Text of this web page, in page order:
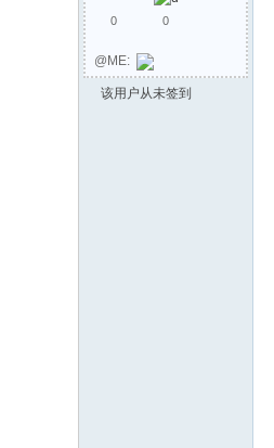
0 0
@ME:
该用户从未签到